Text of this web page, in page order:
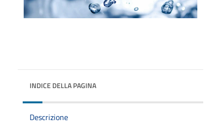
INDICE DELLA PAGINA
Descrizione